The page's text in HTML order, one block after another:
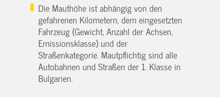
Die Mauthöhe ist abhängig von den
gefahrenen Kilometern, dem eingesetzten
Fahrzeug (Gewicht, Anzahl der Achsen,
Emissionsklasse) und der
Straßenkategorie. Mautpflichtig sind alle
Autobahnen und Straßen der 1. Klasse in
Bulgarien.